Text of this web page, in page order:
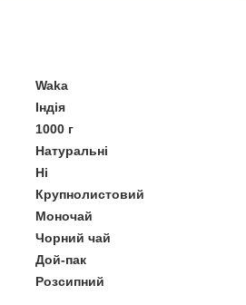
Waka
Індія
1000 г
Натуральні
Ні
Крупнолистовий
Моночай
Чорний чай
Дой-пак
Розсипний